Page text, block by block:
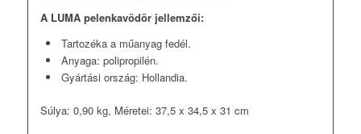
A LUMA pelenkavödör jellemzői:
Tartozéka a műanyag fedél.
Anyaga: polipropilén.
Gyártási ország: Hollandia.
Súlya: 0,90 kg, Méretei: 37,5 x 34,5 x 31 cm